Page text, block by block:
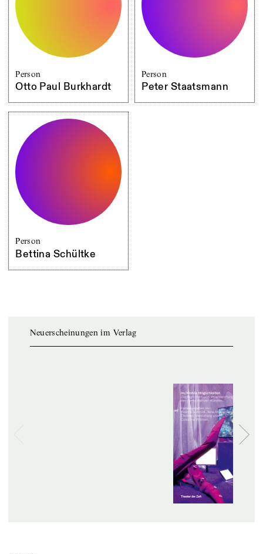
Person
Otto Paul Burkhardt
Person
Peter Staatsmann
Person
Bettina Schültke
Neuerscheinungen im Verlag